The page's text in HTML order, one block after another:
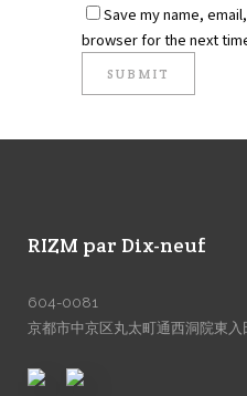
Save my name,
browser for the next
RIZM par Dix-neuf
604-0081
京都市中京区丸太町通西洞院東入